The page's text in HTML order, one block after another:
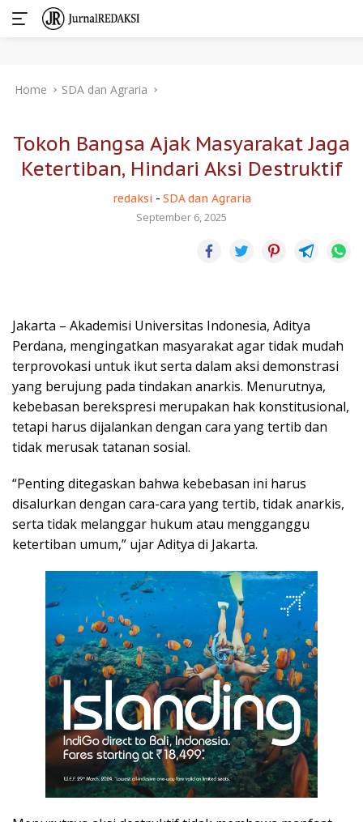
Home SDA dan Agraria
Tokoh Bangsa Ajak Masyarakat Jaga
Ketertiban, Hindari Aksi Destruktif
redaksi - SDA dan Agraria
September 6, 2025
Jakarta – Akademisi Universitas Indonesia, Aditya
Perdana, mengingatkan masyarakat agar tidak mudah
terprovokasi untuk ikut serta dalam aksi demonstrasi
yang berujung pada tindakan anarkis. Menurutnya,
kebebasan berekspresi merupakan hak konstitusional,
tetapi harus dijalankan dengan cara yang tertib dan
tidak merusak tatanan sosial.
“Penting ditegaskan bahwa kebebasan ini harus
disalurkan dengan cara-cara yang tertib, tidak anarkis,
serta tidak melanggar hukum atau mengganggu
ketertiban umum,” ujar Aditya di Jakarta.